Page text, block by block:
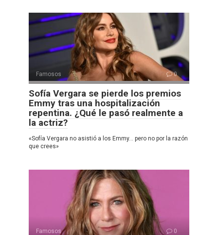
Famosos 0
Sofía Vergara se pierde los premios
Emmy tras una hospitalización
repentina. ¿Qué le pasó realmente a
la actriz?
«Sofía Vergara no asistió a los Emmy… pero no por la razón
que crees»
Famosos 0